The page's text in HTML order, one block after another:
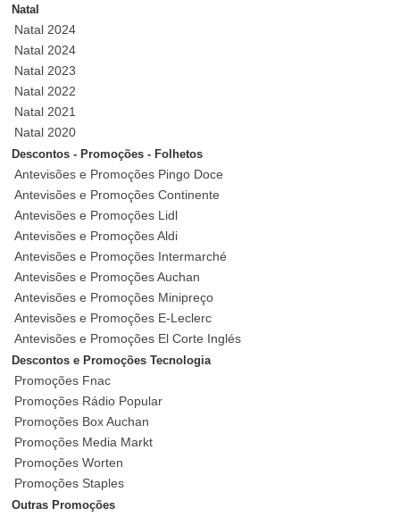
Natal
Natal 2024
Natal 2024
Natal 2023
Natal 2022
Natal 2021
Natal 2020
Descontos - Promoções - Folhetos
Antevisões e Promoções Pingo Doce
Antevisões e Promoções Continente
Antevisões e Promoções Lidl
Antevisões e Promoções Aldi
Antevisões e Promoções Intermarché
Antevisões e Promoções Auchan
Antevisões e Promoções Minipreço
Antevisões e Promoções E-Leclerc
Antevisões e Promoções El Corte Inglés
Descontos e Promoções Tecnologia
Promoções Fnac
Promoções Rádio Popular
Promoções Box Auchan
Promoções Media Markt
Promoções Worten
Promoções Staples
Outras Promoções